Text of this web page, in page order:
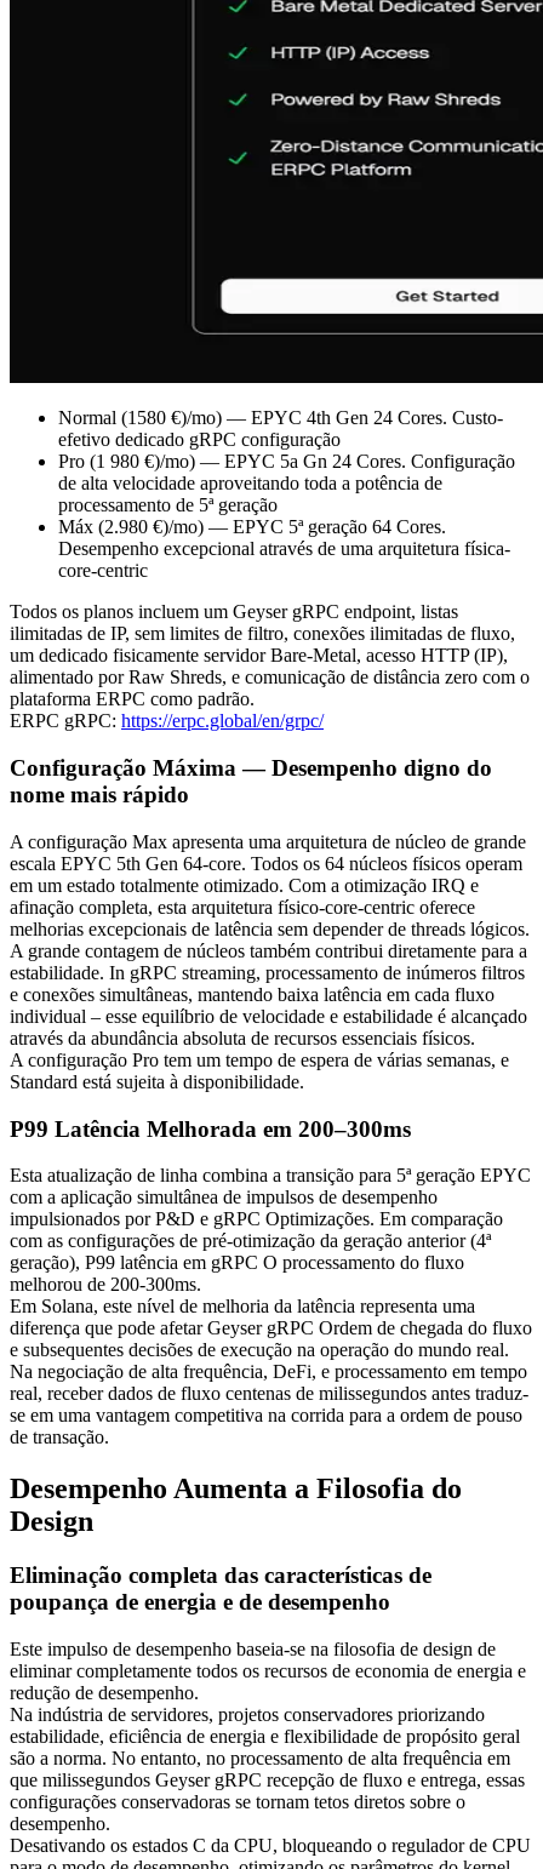
Normal (1580 €)/mo) — EPYC 4th Gen 24 Cores. Custo-
efetivo dedicado gRPC configuração
Pro (1 980 €)/mo) — EPYC 5a Gn 24 Cores. Configuração
de alta velocidade aproveitando toda a potência de
processamento de 5ª geração
Máx (2.980 €)/mo) — EPYC 5ª geração 64 Cores.
Desempenho excepcional através de uma arquitetura física-
core-centric
Todos os planos incluem um Geyser gRPC endpoint, listas
ilimitadas de IP, sem limites de filtro, conexões ilimitadas de fluxo,
um dedicado fisicamente servidor Bare-Metal, acesso HTTP (IP),
alimentado por Raw Shreds, e comunicação de distância zero com o
plataforma ERPC como padrão.
ERPC gRPC: https://erpc.global/en/grpc/
Configuração Máxima — Desempenho digno do
nome mais rápido
A configuração Max apresenta uma arquitetura de núcleo de grande
escala EPYC 5th Gen 64-core. Todos os 64 núcleos físicos operam
em um estado totalmente otimizado. Com a otimização IRQ e
afinação completa, esta arquitetura físico-core-centric oferece
melhorias excepcionais de latência sem depender de threads lógicos.
A grande contagem de núcleos também contribui diretamente para a
estabilidade. In gRPC streaming, processamento de inúmeros filtros
e conexões simultâneas, mantendo baixa latência em cada fluxo
individual – esse equilíbrio de velocidade e estabilidade é alcançado
através da abundância absoluta de recursos essenciais físicos.
A configuração Pro tem um tempo de espera de várias semanas, e
Standard está sujeita à disponibilidade.
P99 Latência Melhorada em 200–300ms
Esta atualização de linha combina a transição para 5ª geração EPYC
com a aplicação simultânea de impulsos de desempenho
impulsionados por P&D e gRPC Optimizações. Em comparação
com as configurações de pré-otimização da geração anterior (4ª
geração), P99 latência em gRPC O processamento do fluxo
melhorou de 200-300ms.
Em Solana, este nível de melhoria da latência representa uma
diferença que pode afetar Geyser gRPC Ordem de chegada do fluxo
e subsequentes decisões de execução na operação do mundo real.
Na negociação de alta frequência, DeFi, e processamento em tempo
real, receber dados de fluxo centenas de milissegundos antes traduz-
se em uma vantagem competitiva na corrida para a ordem de pouso
de transação.
Desempenho Aumenta a Filosofia do
Design
Eliminação completa das características de
poupança de energia e de desempenho
Este impulso de desempenho baseia-se na filosofia de design de
eliminar completamente todos os recursos de economia de energia e
redução de desempenho.
Na indústria de servidores, projetos conservadores priorizando
estabilidade, eficiência de energia e flexibilidade de propósito geral
são a norma. No entanto, no processamento de alta frequência em
que milissegundos Geyser gRPC recepção de fluxo e entrega, essas
configurações conservadoras se tornam tetos diretos sobre o
desempenho.
Desativando os estados C da CPU, bloqueando o regulador de CPU